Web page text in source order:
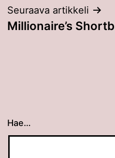
Seuraava artikkeli
Millionaire’s
Hae…
Kun tuloksia tulee, voit